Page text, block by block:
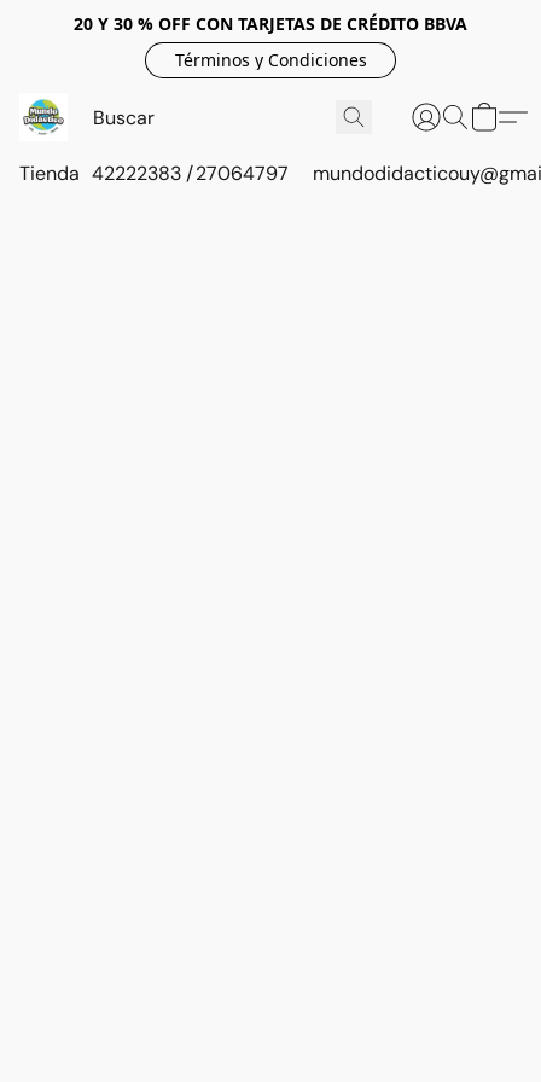
20 Y 30 % OFF CON TARJETAS DE CRÉDITO BBVA
Términos y Condiciones
Tienda 42222383 / 27064797